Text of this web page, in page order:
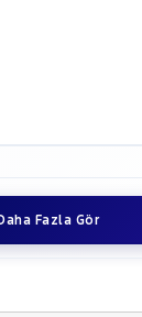
Fazla Gör